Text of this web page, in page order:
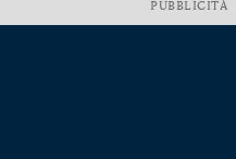
PUBBLICITÀ